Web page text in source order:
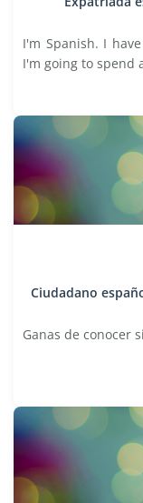
I'm Spanish. I
I'm going to spend
Ciudadano
Ganas de conocer